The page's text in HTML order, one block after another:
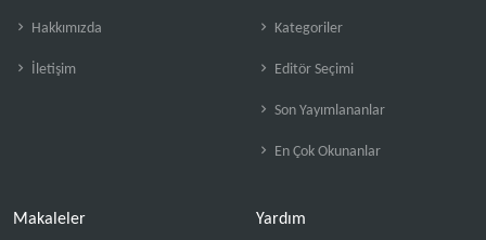
Hakkımızda
İletişim
Kategoriler
Editör Seçimi
Son Yayımlananlar
En Çok Okunanlar
Makaleler Yardım